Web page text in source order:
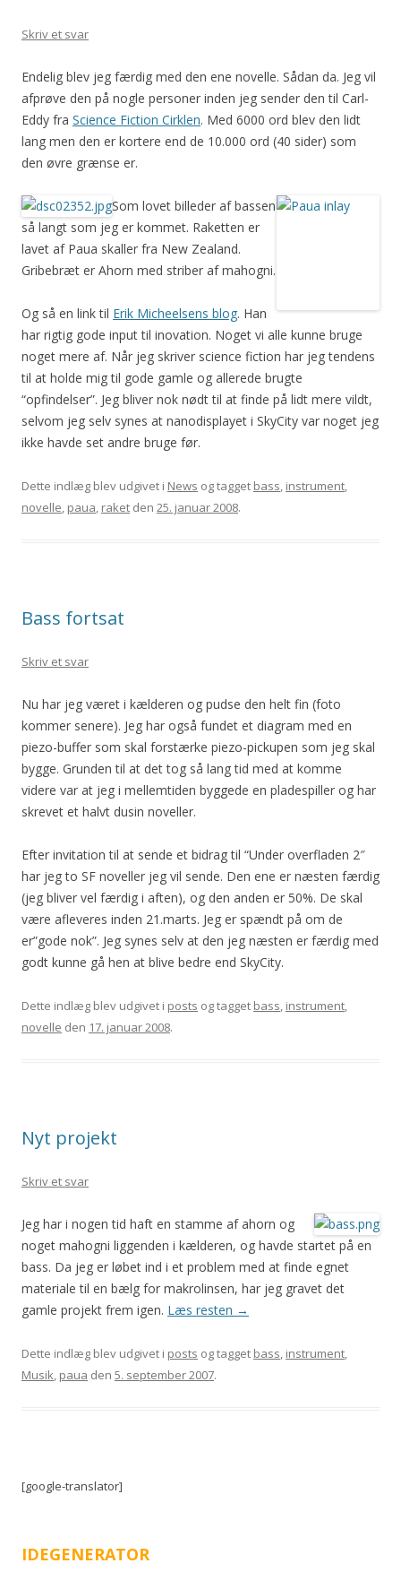
Skriv et svar
Endelig blev jeg færdig med den ene novelle. Sådan da. Jeg vil
afprøve den på nogle personer inden jeg sender den til Carl-
Eddy fra Science Fiction Cirklen. Med 6000 ord blev den lidt
lang men den er kortere end de 10.000 ord (40 sider) som
den øvre grænse er.
Som lovet billeder af bassen
så langt som jeg er kommet. Raketten er
lavet af Paua skaller fra New Zealand.
Gribebræt er Ahorn med striber af mahogni.
Og så en link til Erik Micheelsens blog. Han
har rigtig gode input til inovation. Noget vi alle kunne bruge
noget mere af. Når jeg skriver science fiction har jeg tendens
til at holde mig til gode gamle og allerede brugte
“opfindelser”. Jeg bliver nok nødt til at finde på lidt mere vildt,
selvom jeg selv synes at nanodisplayet i SkyCity var noget jeg
ikke havde set andre bruge før.
Dette indlæg blev udgivet i News og tagget bass, instrument,
novelle, paua, raket den 25. januar 2008.
Bass fortsat
Skriv et svar
Nu har jeg været i kælderen og pudse den helt fin (foto
kommer senere). Jeg har også fundet et diagram med en
piezo-buffer som skal forstærke piezo-pickupen som jeg skal
bygge. Grunden til at det tog så lang tid med at komme
videre var at jeg i mellemtiden byggede en pladespiller og har
skrevet et halvt dusin noveller.
Efter invitation til at sende et bidrag til “Under overfladen 2″
har jeg to SF noveller jeg vil sende. Den ene er næsten færdig
(jeg bliver vel færdig i aften), og den anden er 50%. De skal
være afleveres inden 21.marts. Jeg er spændt på om de
er”gode nok”. Jeg synes selv at den jeg næsten er færdig med
godt kunne gå hen at blive bedre end SkyCity.
Dette indlæg blev udgivet i posts og tagget bass, instrument,
novelle den 17. januar 2008.
Nyt projekt
Skriv et svar
Jeg har i nogen tid haft en stamme af ahorn og
noget mahogni liggenden i kælderen, og havde startet på en
bass. Da jeg er løbet ind i et problem med at finde egnet
materiale til en bælg for makrolinsen, har jeg gravet det
gamle projekt frem igen. Læs resten →
Dette indlæg blev udgivet i posts og tagget bass, instrument,
Musik, paua den 5. september 2007.
[google-translator]
IDEGENERATOR